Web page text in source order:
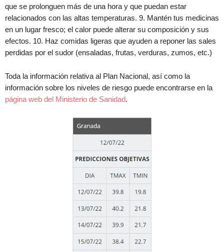
que se prolonguen más de una hora y que puedan estar
relacionados con las altas temperaturas. 9. Mantén tus medicinas
en un lugar fresco; el calor puede alterar su composición y sus
efectos. 10. Haz comidas ligeras que ayuden a reponer las sales
perdidas por el sudor (ensaladas, frutas, verduras, zumos, etc.)
Toda la información relativa al Plan Nacional, así como la
información sobre los niveles de riesgo puede encontrarse en la
página web del Ministerio de Sanidad.